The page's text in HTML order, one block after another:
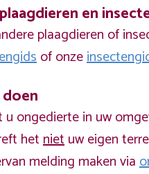
en
plaagdieren of
of onze
u ongedierte in uw
hetnietuw eigen
melding maken via